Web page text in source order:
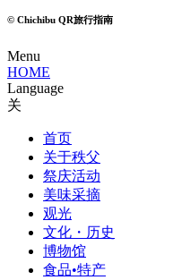
© Chichibu QR旅行指南
Menu
HOME
Language
关
首页
关于秩父
祭庆活动
美味采摘
观光
文化・历史
博物馆
食品•特产